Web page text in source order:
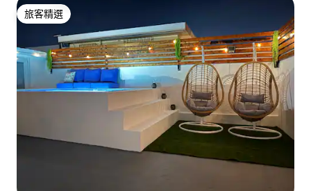
旅客精選
旅客精選